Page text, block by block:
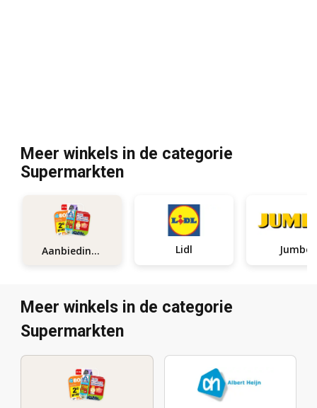
Meer winkels in de categorie
Supermarkten
Aanbiedingen Lidl Jumbo
Meer winkels in de categorie
Supermarkten